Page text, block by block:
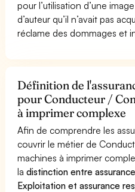
pour l’utilisation d’une
d’auteur qu’il n’avait pas
réclame des dommages et
Définition de
pour Conducteur /
à imprimer complexe
Afin de comprendre les
couvrir le métier de
machines à imprimer
ladistinction entre
Exploitation et assurance